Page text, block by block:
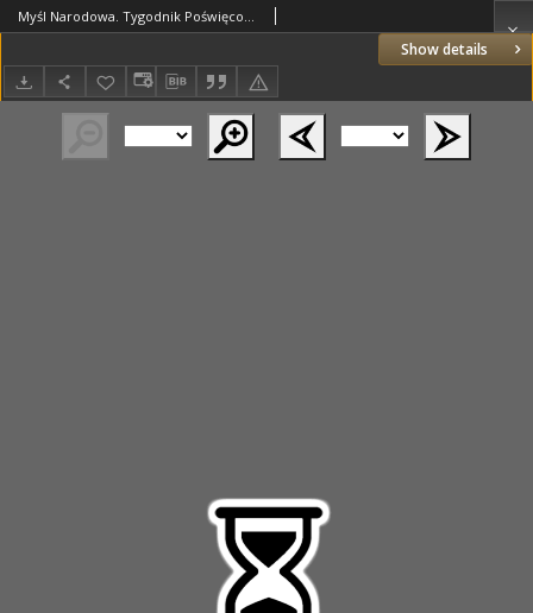
Show details
Myśl Narodowa. Tygodnik Poświęcony Kulturze Twórczości Polskiej. 1927 R.7 nr6